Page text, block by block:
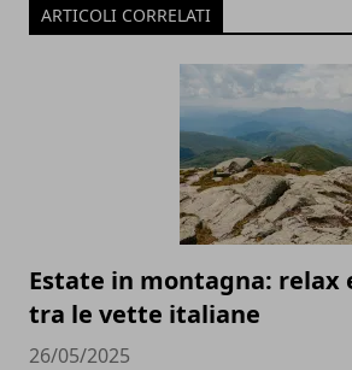
ARTICOLI CORRELATI
Estate in montagna: relax
tra le vette italiane
26/05/2025